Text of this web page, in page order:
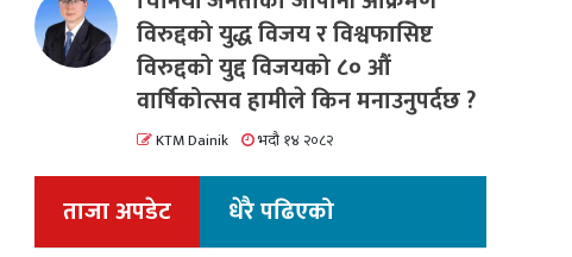
विरुद्दको युद्ध विजय र विश्वफासिष्ट
विरुद्दको युद्द विजयको ८० औं
वार्षिकोत्सव हामीले किन मनाउनुपर्दछ ?
KTM Dainik भदौ १४ २०८२
ताजा अपडेट धेरै पढिएको